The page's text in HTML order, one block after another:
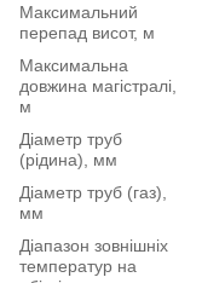
Максимальний
перепад висот, м
Максимальна
довжина магістралі,
м
Діаметр труб
(рідина), мм
Діаметр труб (газ),
мм
Діапазон зовнішніх
температур на